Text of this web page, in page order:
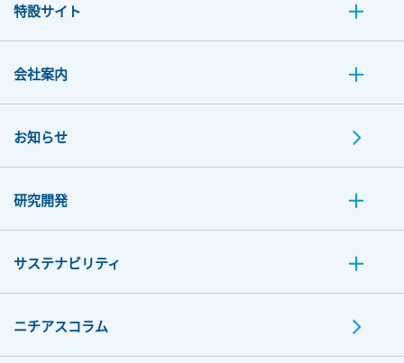
特設サイト
会社案内
お知らせ
研究開発
サステナビリティ
ニチアスコラム